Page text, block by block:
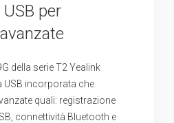
per
della serie T2 Yealink
incorporata che
quali: registrazione
connettività Bluetooth e